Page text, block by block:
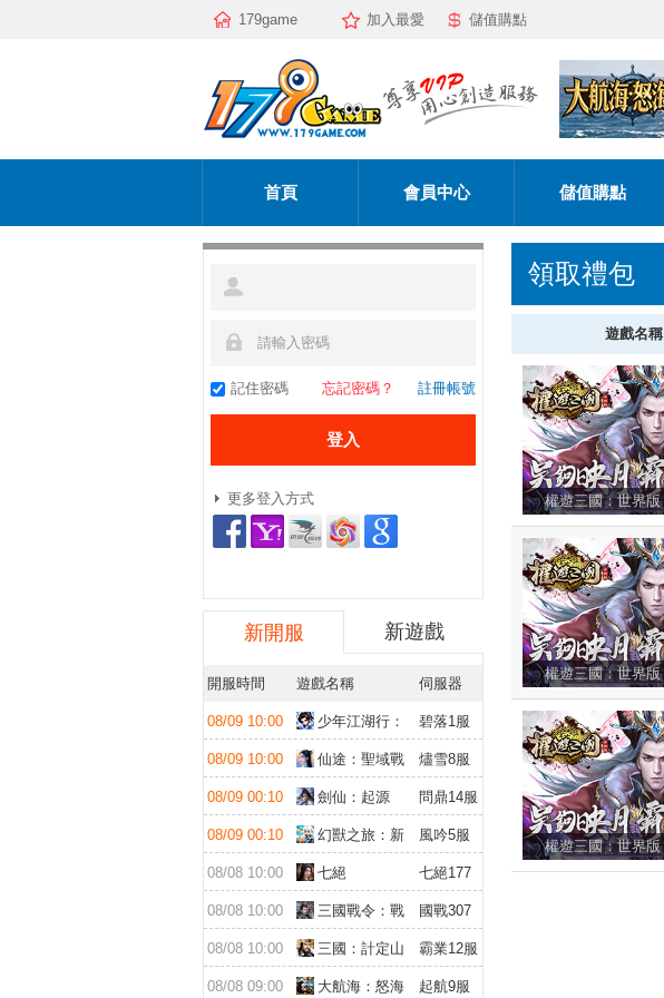
179game 加入最愛 儲值購點
首頁 會員中心 儲值購點
記住密碼 忘記密碼？ 註冊帳號
更多登入方式
新開服 新遊戲
開服時間 遊戲名稱 伺服器
08/09 10:00
少年江湖行：
福利版
碧落1服
08/09 10:00
仙途：聖域戰
場
燼雪8服
08/09 00:10 劍仙：起源 問鼎14服
08/09 00:10
幻獸之旅：新
紀元
風吟5服
08/08 10:00 七絕
七絕177
08/08 10:00
三國戰令：戰
略版
國戰307
08/08 10:00
三國：計定山
河
霸業12服
08/08 09:00
大航海：怒海
起航9服
領取禮包
遊戲名稱
權遊三國：世界版
權遊三國：世界版
權遊三國：世界版